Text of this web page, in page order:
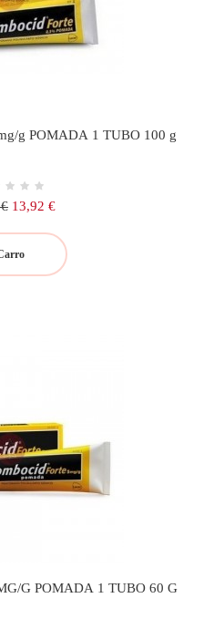
g POMADA 1 TUBO 100 g
Precio
13,92 €
G POMADA 1 TUBO 60 G